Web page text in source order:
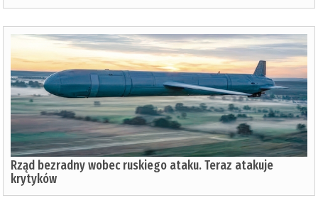
Rząd bezradny wobec ruskiego ataku. Teraz atakuje
krytyków